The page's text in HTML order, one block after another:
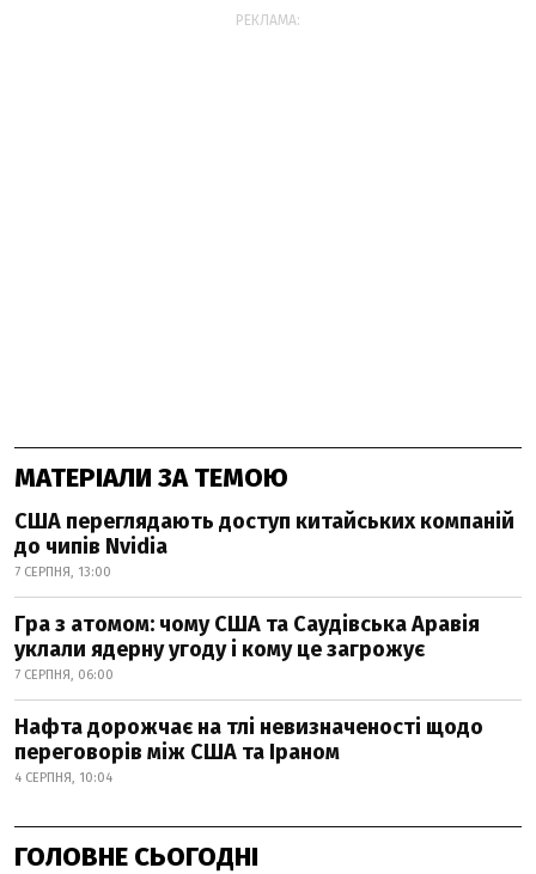
РЕКЛАМА:
МАТЕРІАЛИ ЗА ТЕМОЮ
США переглядають доступ китайських компаній
до чипів Nvidia
7 СЕРПНЯ, 13:00
Гра з атомом: чому США та Саудівська Аравія
уклали ядерну угоду і кому це загрожує
7 СЕРПНЯ, 06:00
Нафта дорожчає на тлі невизначеності щодо
переговорів між США та Іраном
4 СЕРПНЯ, 10:04
ГОЛОВНЕ СЬОГОДНІ